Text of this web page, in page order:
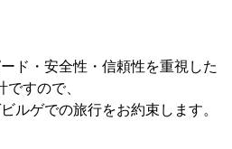
ド・安全性・信頼性を重視した
ですので、
ルゲでの旅行をお約束します。